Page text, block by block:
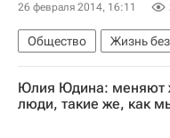
26 февраля 2014, 16:11
Общество Жизнь
Европа
Россия
Юлия Юдина: меняют
люди, такие же, как